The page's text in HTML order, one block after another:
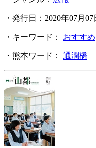
・発行日：2020年07月07
・キーワード： おすすめ
・熊本ワード： 通潤橋